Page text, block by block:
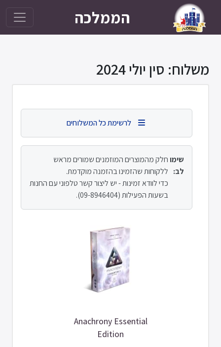
הממלכה
משלוח: סין יולי 2024
לרשימת כל המשלוחים
שימו
לב:
חלק מהמוצרים המוזמנים שמורים מראש
ללקוחות שהזמינו בהזמנה מוקדמת.
כדי לוודא זמינות - יש ליצור קשר טלפוני עם החנות
בשעות הפעילות (09-8946404).
Anachrony Essential
Edition